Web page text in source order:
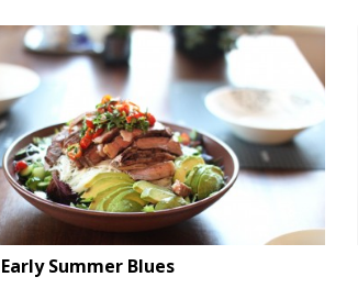
Early Summer Blues